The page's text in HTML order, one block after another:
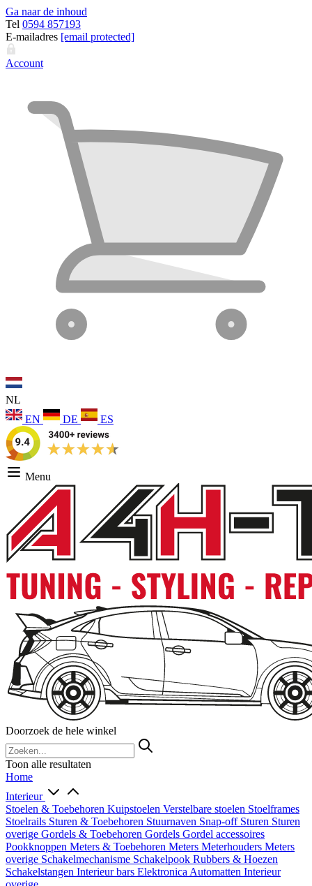
Ga naar de inhoud
Tel 0594 857193
E-mailadres [email protected]
Account
NL
EN
DE ES
Menu
Doorzoek de hele winkel
Toon alle resultaten
Home
Interieur
Stoelen & Toebehoren Kuipstoelen Verstelbare stoelen Stoelframes
Stoelrails Sturen & Toebehoren Stuurnaven Snap-off Sturen Sturen
overige Gordels & Toebehoren Gordels Gordel accessoires
Pookknoppen Meters & Toebehoren Meters Meterhouders Meters
overige Schakelmechanisme Schakelpook Rubbers & Hoezen
Schakelstangen Interieur bars Elektronica Automatten Interieur